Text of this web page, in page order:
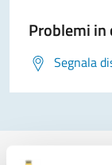
Problemi in
Segnala